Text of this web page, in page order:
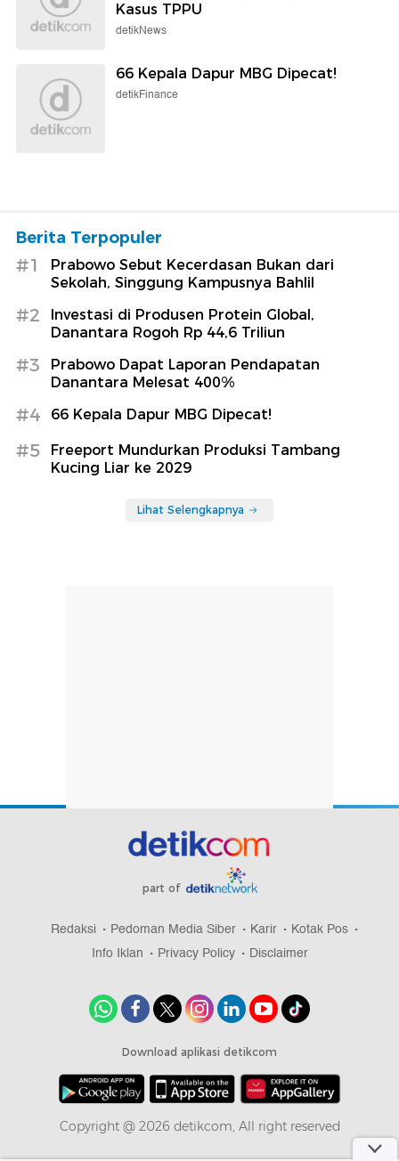
Kasus TPPU
detikNews
66 Kepala Dapur MBG Dipecat!
detikFinance
Berita Terpopuler
#1
Prabowo Sebut Kecerdasan Bukan dari
Sekolah, Singgung Kampusnya Bahlil
#2
Investasi di Produsen Protein Global,
Danantara Rogoh Rp 44,6 Triliun
#3
Prabowo Dapat Laporan Pendapatan
Danantara Melesat 400%
#4 66 Kepala Dapur MBG Dipecat!
#5
Freeport Mundurkan Produksi Tambang
Kucing Liar ke 2029
Lihat Selengkapnya
part of
Redaksi Pedoman Media Siber Karir
Kotak Pos
Info Iklan
Privacy Policy Disclaimer
Download aplikasi detikcom
Copyright @ 2026 detikcom, All right reserved